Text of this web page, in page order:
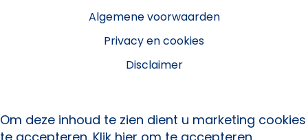
Algemene voorwaarden
Privacy en cookies
Disclaimer
Om deze inhoud te zien dient u marketing cookies